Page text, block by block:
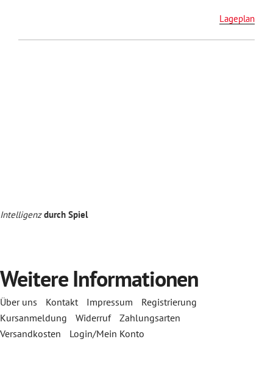
Lageplan
Intelligenzdurch Spiel
Weitere Informationen
Über uns Kontakt Impressum
Registrierung
Kursanmeldung
Widerruf
Zahlungsarten
Versandkosten
Login/Mein Konto